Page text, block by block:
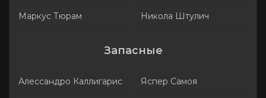
Маркус Тюрам Никола Штулич
Запасные
Алессандро Каллигарис Яспер Самоя